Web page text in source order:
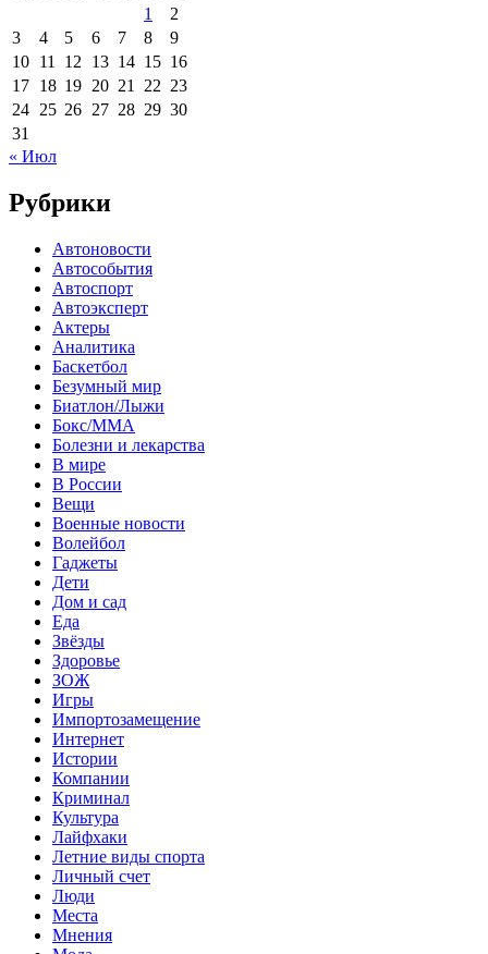
1
2
3
4 5 6 7 8
9
10 11 12 13 14 15 16
17 18 19 20 21 22 23
24 25 26 27 28 29 30
31
« Июл
Рубрики
Автоновости
Автособытия
Автоспорт
Автоэксперт
Актеры
Аналитика
Баскетбол
Безумный мир
Биатлон/Лыжи
Бокс/MMA
Болезни и лекарства
В мире
В России
Вещи
Военные новости
Волейбол
Гаджеты
Дети
Дом и сад
Еда
Звёзды
Здоровье
ЗОЖ
Игры
Импортозамещение
Интернет
Истории
Компании
Криминал
Культура
Лайфхаки
Летние виды спорта
Личный счет
Люди
Места
Мнения